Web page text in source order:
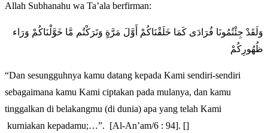
Allah Subhanahu wa Ta’ala berfirman:
وَلَقَدْ جِئْتُمُونَا فُرَادَى كَمَا خَلَقْنَاكُمْ أَوَّلَ مَرَّةٍ وَتَرَكْتُم مَّا خَوَّلْنَاكُمْ وَرَاء
ظُهُورِكُمْ
“Dan sesungguhnya kamu datang kepada Kami sendiri-sendiri
sebagaimana kamu Kami ciptakan pada mulanya, dan kamu
tinggalkan di belakangmu (di dunia) apa yang telah Kami
kurniakan kepadamu;…”. [Al-An’am/6 : 94]. []